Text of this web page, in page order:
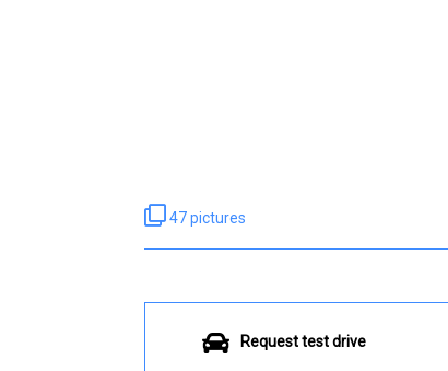
47 pictures
Request test drive